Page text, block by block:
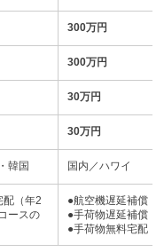
300万円
300万円
30万円
30万円
韓国 国内／ハワイ
配（年2
ースの
●航空機遅延補償（
●手荷物遅延補償
●手荷物無料宅配